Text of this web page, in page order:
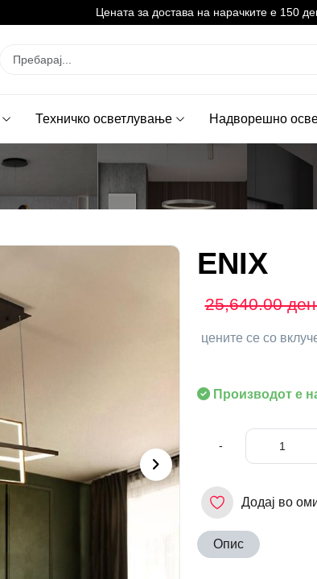
Цената за достава на нарачките е 150
Техничко осветлување Надворешно
ENIX
25,640.00
цените се со
Производот е
-
Додај во
Опис